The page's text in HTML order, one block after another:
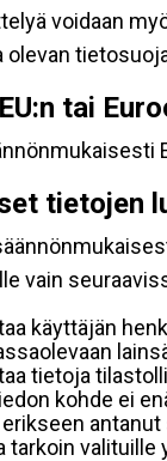
voidaan
olevan
tai
tietojen
vain
käyttäjän
tietoja
kohde ei
tarkoin